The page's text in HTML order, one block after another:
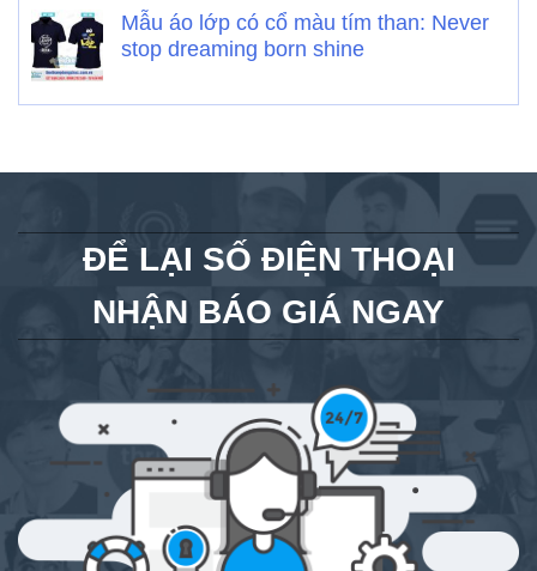
Mẫu áo lớp có cổ màu tím than: Never
stop dreaming born shine
ĐỂ LẠI SỐ ĐIỆN THOẠI
NHẬN BÁO GIÁ NGAY